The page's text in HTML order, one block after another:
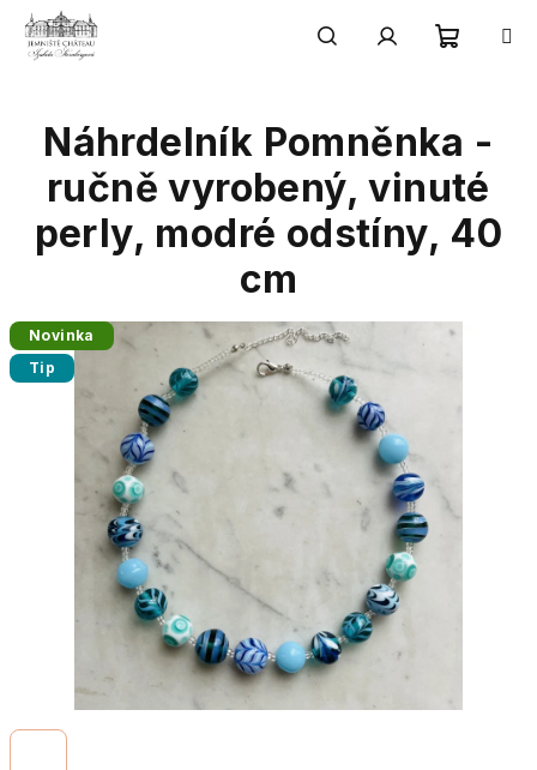
Přejít
obsah
košík
Náhrdelník Pomněnka -
ručně vyrobený, vinuté
perly, modré odstíny, 40
cm
Novinka
Tip